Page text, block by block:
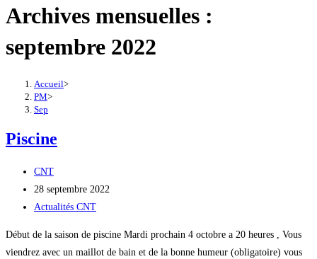
Archives mensuelles :
septembre 2022
Accueil>
PM>
Sep
Piscine
Auteur/autrice
de
la
CNT
Publication
publiée :
28 septembre 2022
Post
Actualités CNT
Début de la saison de piscine Mardi prochain 4 octobre a 20 heures , Vous
viendrez avec un maillot de bain et de la bonne humeur (obligatoire) vous